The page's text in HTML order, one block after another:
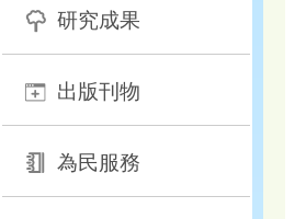
研究成果
出版刊物
為民服務